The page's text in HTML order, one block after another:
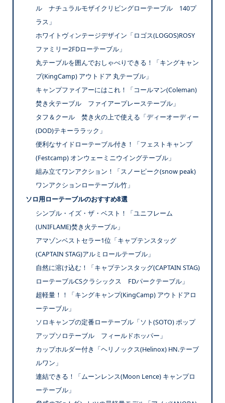
ル ナチュラルモザイクリビングローテーブル 140プ
ラス」
ホワイトヴィンテージデザイン「ロゴス(LOGOS)ROSY
ファミリー2FDローテーブル」
丸テーブルを囲んでおしゃべりできる！「キングキャン
プ(KingCamp) アウトドア 丸テーブル」
キャンプファイアーにはこれ！「コールマン(Coleman)
焚き火テーブル ファイアープレーステーブル」
タフ＆クール 焚き火の上で使える「ディーオーディー
(DOD)テキーララック」
便利なサイドローテーブル付き！「フェストキャンプ
(Festcamp) オンウェーミニウイングテーブル」
組み立てワンアクション！「スノーピーク(snow peak)
ワンアクションローテーブル竹」
ソロ用ローテーブルのおすすめ8選
シンプル・イズ・ザ・ベスト！「ユニフレーム
(UNIFLAME)焚き火テーブル」
アマゾンベストセラー1位「キャプテンスタッグ
(CAPTAIN STAG)アルミロールテーブル」
自然に溶け込む！「キャプテンスタッグ(CAPTAIN STAG)
ローテーブルCSクラシックス FDパークテーブル」
超軽量！！「キングキャンプ(KingCamp) アウトドアロ
ーテーブル」
ソロキャンプの定番ローテーブル「ソト(SOTO) ポップ
アップソロテーブル フィールドホッパー」
カップホルダー付き「ヘリノックス(Helinox) HN.テーブ
ルワン」
連結できる！「ムーンレンス(Moon Lence) キャンプロ
ーテーブル」